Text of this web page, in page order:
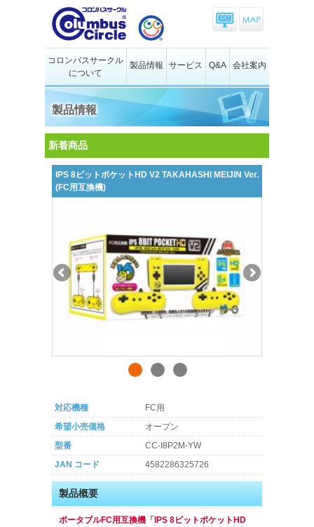
コロンバスサークル
について
製品情報 サービス Q&A 会社案内
製品情報
新着商品
IPS 8ビットポケットHD V2 TAKAHASHI MEIJIN Ver.
(FC用互換機)
対応機種
FC用
希望小売価格
オープン
型番
CC-I8P2M-YW
JAN コード
4582286325726
製品概要
ポータブルFC用互換機「IPS 8ビットポケットHD